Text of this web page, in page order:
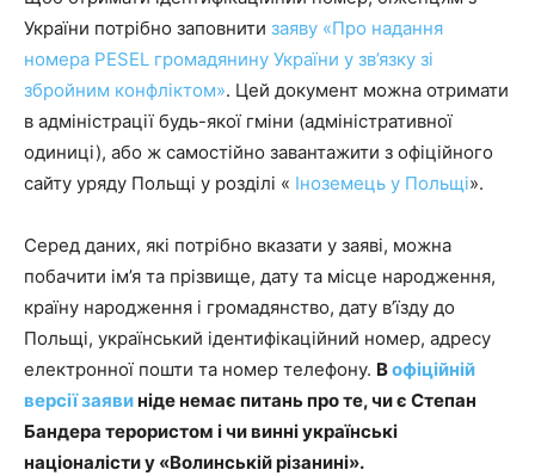
України потрібно заповнити заяву «Про надання
номера PESEL громадянину України у зв’язку зі
збройним конфліктом». Цей документ можна отримати
в адміністрації будь-якої гміни (адміністративної
одиниці), або ж самостійно завантажити з офіційного
сайту уряду Польщі у розділі « Іноземець у Польщі».
Серед даних, які потрібно вказати у заяві, можна
побачити ім’я та прізвище, дату та місце народження,
країну народження і громадянство, дату в’їзду до
Польщі, український ідентифікаційний номер, адресу
електронної пошти та номер телефону. Вофіційній
версії заявиніде немає питань про те, чи є Степан
Бандера терористом і чи винні українські
націоналісти у «Волинській різанині».